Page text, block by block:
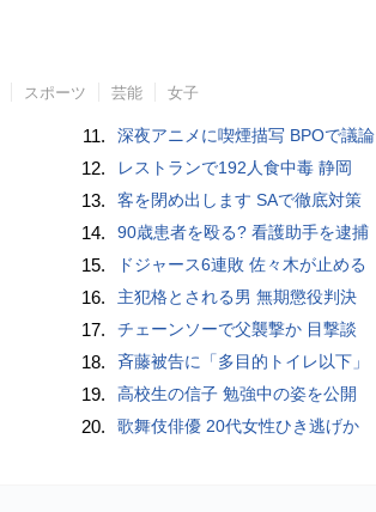
スポーツ 芸能 女子
11. 深夜アニメに喫煙描写 BPOで議論
12. レストランで192人食中毒 静岡
13. 客を閉め出します SAで徹底対策
14. 90歳患者を殴る? 看護助手を逮捕
15. ドジャース6連敗 佐々木が止める
16. 主犯格とされる男 無期懲役判決
17. チェーンソーで父襲撃か 目撃談
18. 斉藤被告に「多目的トイレ以下」
19. 高校生の信子 勉強中の姿を公開
20. 歌舞伎俳優 20代女性ひき逃げか